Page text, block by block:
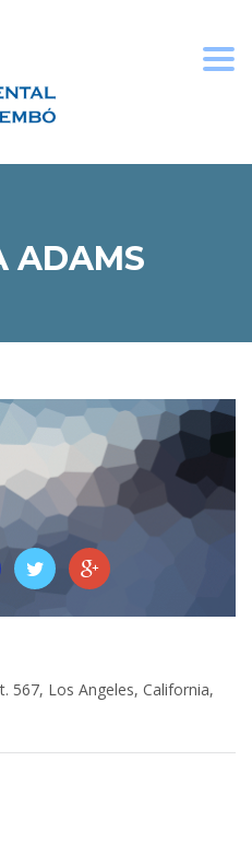
ADAMS
567, Los Angeles, California,